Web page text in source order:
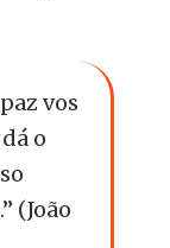
vos
o
(João